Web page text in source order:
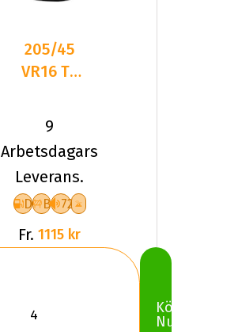
205/45
VR16 TL
KUMHO
SOLUS 4S
HA32 XL
9
Arbetsdagars
Leverans.
D B 72
Fr. 1115 kr
Köp
Nu